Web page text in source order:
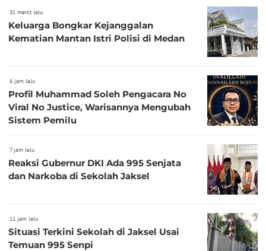
31 menit lalu
Keluarga Bongkar Kejanggalan
Kematian Mantan Istri Polisi di Medan
6 jam lalu
Profil Muhammad Soleh Pengacara No
Viral No Justice, Warisannya Mengubah
Sistem Pemilu
7 jam lalu
Reaksi Gubernur DKI Ada 995 Senjata
dan Narkoba di Sekolah Jaksel
11 jam lalu
Situasi Terkini Sekolah di Jaksel Usai
Temuan 995 Senpi